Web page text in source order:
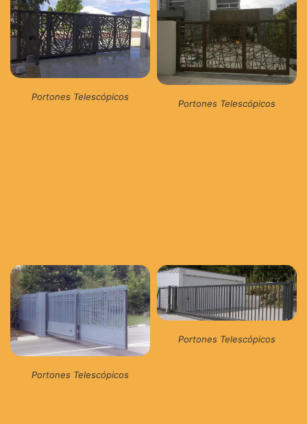
Portones Telescópicos
Portones Telescópicos
Portones Telescópicos
Portones Telescópicos